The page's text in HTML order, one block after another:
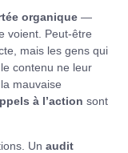
organique —
voient. Peut-être
mais les gens qui
contenu ne leur
mauvaise
à l’action sont
Un audit